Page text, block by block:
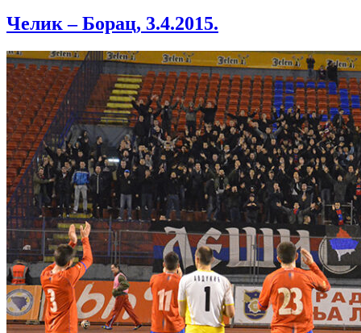
Челик – Борац, 3.4.2015.